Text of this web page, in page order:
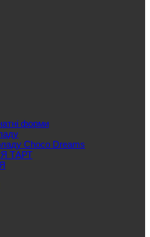
форми
Choco Dreams
ТАРТ